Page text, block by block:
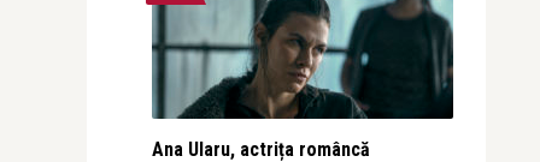
Ana Ularu, actrița româncă